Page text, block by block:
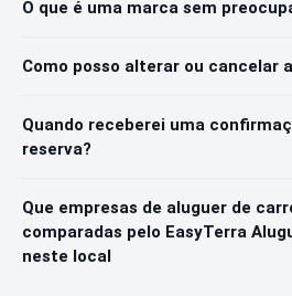
O que é uma marca sem
Como posso alterar ou cancelar
Quando receberei uma
reserva?
Que empresas de aluguer de
comparadas pelo EasyTerra
neste local